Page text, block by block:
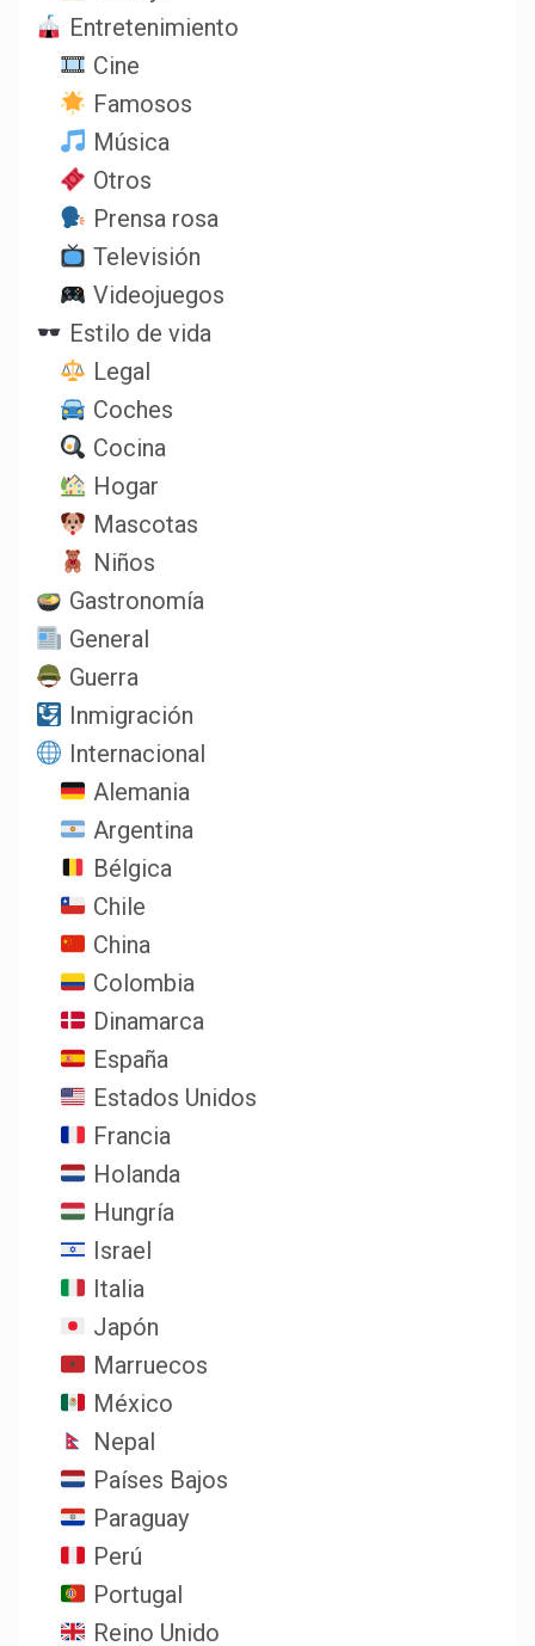
Entretenimiento
Cine
Famosos
Música
Otros
Prensa rosa
Televisión
Videojuegos
Estilo de vida
Legal
Coches
Cocina
Hogar
Mascotas
Niños
Gastronomía
General
Guerra
Inmigración
Internacional
Alemania
Argentina
Bélgica
Chile
China
Colombia
Dinamarca
España
Estados Unidos
Francia
Holanda
Hungría
Israel
Italia
Japón
Marruecos
México
Nepal
Países Bajos
Paraguay
Perú
Portugal
Reino Unido